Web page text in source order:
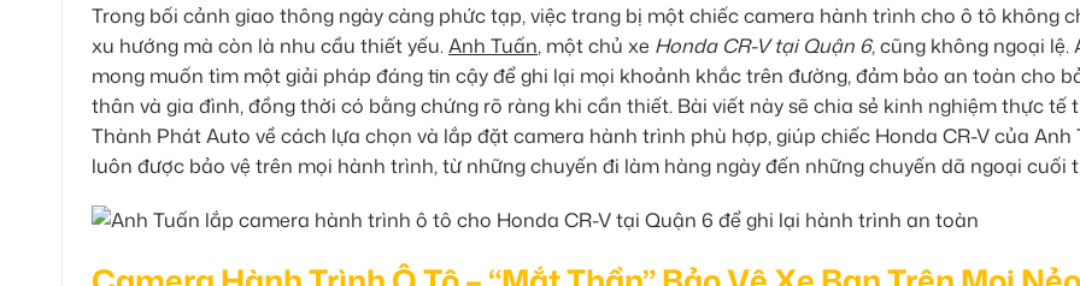
Trong bối cảnh giao thông ngày càng phức tạp, việc trang bị một chiếc camera hành trình cho ô tô không
xu hướng mà còn là nhu cầu thiết yếu.Anh Tuấn, một chủ xe Honda CR-V tại Quận 6, cũng không ngoại lệ.
mong muốn tìm một giải pháp đáng tin cậy để ghi lại mọi khoảnh khắc trên đường, đảm bảo an toàn cho
thân và gia đình, đồng thời có bằng chứng rõ ràng khi cần thiết. Bài viết này sẽ chia sẻ kinh nghiệm thực tế
Thành Phát Auto về cách lựa chọn và lắp đặt camera hành trình phù hợp, giúp chiếc Honda CR-V của Anh
luôn được bảo vệ trên mọi hành trình, từ những chuyến đi làm hàng ngày đến những chuyến dã ngoại cuối